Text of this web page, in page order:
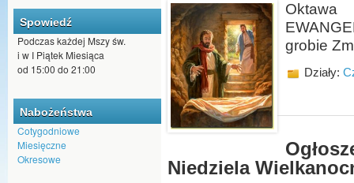
Spowiedź
Podczas każdej Mszy św.
i w I Piątek Miesiąca
od 15:00 do 21:00
Nabożeństwa
Cotygodniowe
Miesięczne
Okresowe
Oktawa
grobie
Działy:
Niedziela